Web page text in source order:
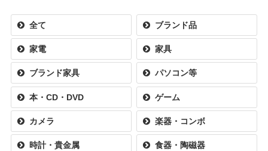
全て ブランド品
家電 家具
ブランド家具 パソコン等
本・CD・DVD ゲーム
カメラ 楽器・コンボ
時計・貴金属 食器・陶磁器